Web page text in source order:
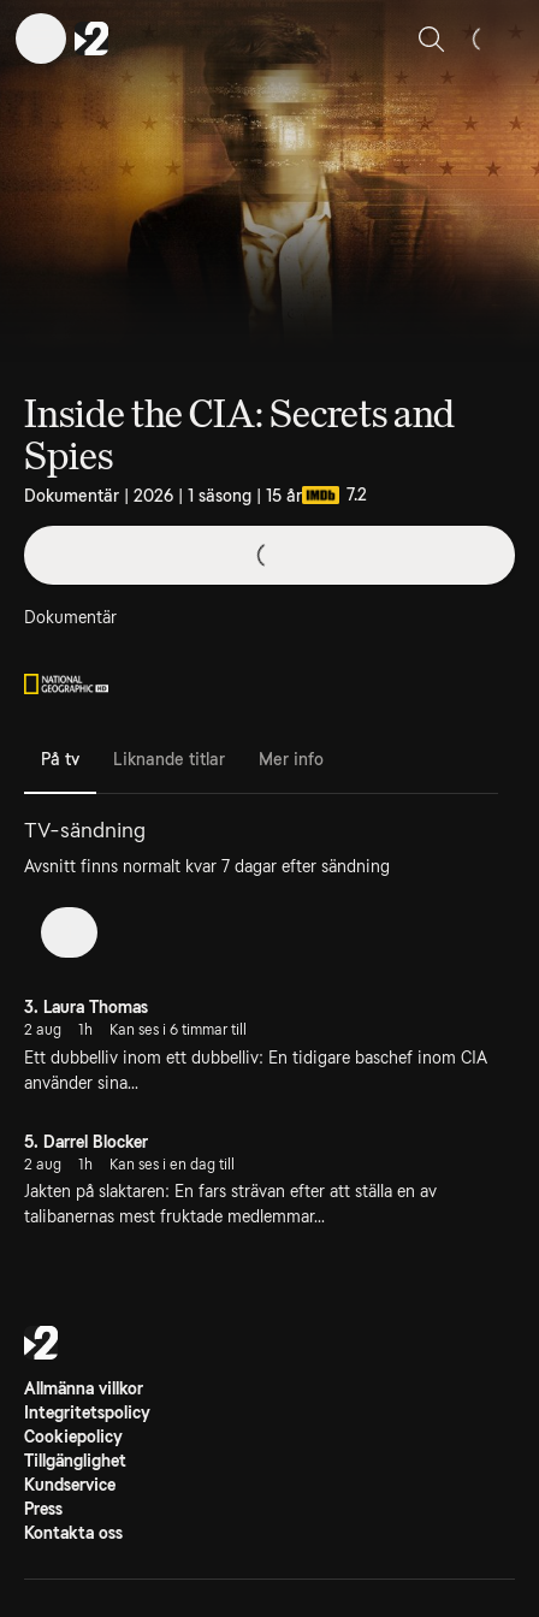
Sök
Inside the CIA: Secrets and
Spies
Dokumentär | 2026 | 1 säsong | 15 år 7.2
Dokumentär
På tv Liknande titlar Mer info
TV-sändning
Avsnitt finns normalt kvar 7 dagar efter sändning
3. Laura Thomas
2 aug 1h Kan ses i 6 timmar till
Ett dubbelliv inom ett dubbelliv: En tidigare baschef inom CIA
använder sina...
5. Darrel Blocker
2 aug 1h Kan ses i en dag till
Jakten på slaktaren: En fars strävan efter att ställa en av
talibanernas mest fruktade medlemmar...
Allmänna villkor
Integritetspolicy
Cookiepolicy
Tillgänglighet
Kundservice
Press
Kontakta oss